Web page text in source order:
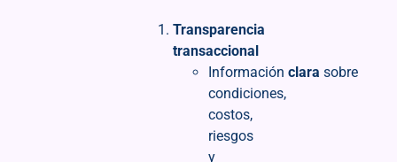
Transparencia
transaccional
Información clara sobre
condiciones,
costos,
riesgos
y